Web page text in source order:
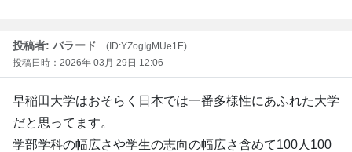
投稿者: バラード
(ID:YZogIgMUe1E)
投稿日時：2026年 03月 29日 12:06
早稲田大学はおそらく日本では一番多様性にあふれた大学
だと思ってます。
学部学科の幅広さや学生の志向の幅広さ含めて100人100